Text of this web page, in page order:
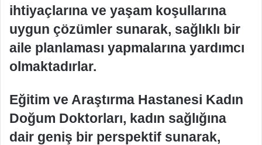
ihtiyaçlarına ve yaşam koşullarına
uygun çözümler sunarak, sağlıklı bir
aile planlaması yapmalarına yardımcı
olmaktadırlar.
Eğitim ve Araştırma Hastanesi Kadın
Doğum Doktorları, kadın sağlığına
dair geniş bir perspektif sunarak,